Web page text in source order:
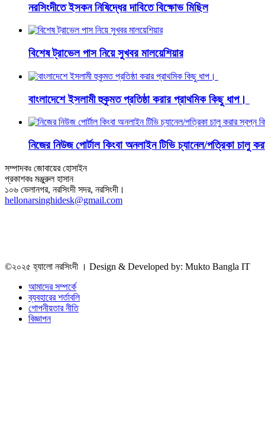
নরসিংদীতে ইসকন নিষিদ্ধের দাবিতে বিক্ষোভ মিছিল
বিশেষ ট্রাভেল পাস নিয়ে সুখবর মালয়েশিয়ার
বাংলাদেশে ইসলামী হুকুমত প্রতিষ্ঠা করার প্রাথমিক কিছু ধাপ।
নিজের নিউজ পোর্টাল কিংবা অনলাইন টিভি চ্যানেল/পত্রিকা
সম্পাদকঃ জোবায়ের হোসাইন
প্রকাশকঃ মঞ্জুরুল হাসান
১০৬ ভেলানগর, নরসিংদী সদর, নরসিংদী।
hellonarsinghidesk@gmail.com
©২০২৫ হ্যালো নরসিংদী । Design & Developed by: Mukto Bangla IT
আমাদের সম্পর্কে
ব্যবহারের শর্তাবলি
গোপনীয়তার নীতি
বিজ্ঞাপন